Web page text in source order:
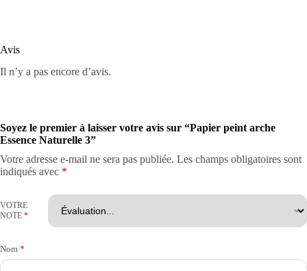
Avis
Il n’y a pas encore d’avis.
Soyez le premier à laisser votre avis sur “Papier peint arche
Essence Naturelle 3”
Votre adresse e-mail ne sera pas publiée. Les champs obligatoires sont
indiqués avec *
VOTRE
NOTE *
Nom *